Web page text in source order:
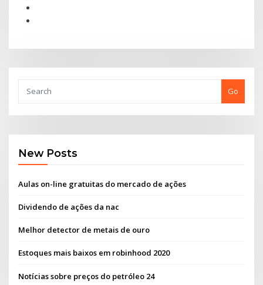
Go
New Posts
Aulas on-line gratuitas do mercado de ações
Dividendo de ações da nac
Melhor detector de metais de ouro
Estoques mais baixos em robinhood 2020
Notícias sobre preços do petróleo 24